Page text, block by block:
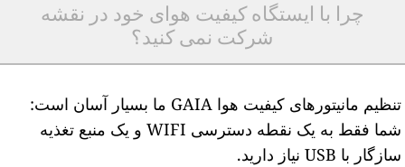
چرا با ایستگاه کیفیت هوای خود در نقشه
شرکت نمی کنید؟
تنظیم مانیتورهای کیفیت هوا GAIA ما بسیار آسان است:
شما فقط به یک نقطه دسترسی WIFI و یک منبع تغذیه
سازگار با USB نیاز دارید.